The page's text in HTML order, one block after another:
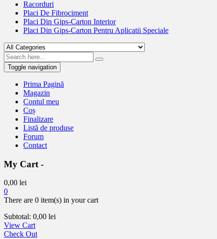
Racorduri
Placi De Fibrociment
Placi Din Gips-Carton Interior
Placi Din Gips-Carton Pentru Aplicatii Speciale
Toggle navigation
Prima Pagină
Magazin
Contul meu
Coș
Finalizare
Listă de produse
Forum
Contact
My Cart -
0,00 lei
0
There are 0 item(s) in your cart
Subtotal: 0,00 lei
View Cart
Check Out